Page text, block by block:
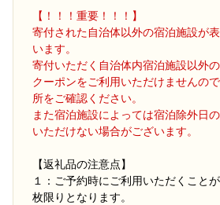
【！！！重要！！！】
寄付された自治体以外の宿泊施設が
います。
寄付いただく自治体内宿泊施設以外
クーポンをご利用いただけませんの
所をご確認ください。
また宿泊施設によっては宿泊除外日
いただけない場合がございます。
【返礼品の注意点】
１：ご予約時にご利用いただくこと
枚限りとなります。